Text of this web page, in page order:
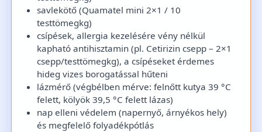
savlekötő (Quamatel mini 2×1 / 10
testtömegkg)
csípések, allergia kezelésére vény nélkül
kapható antihisztamin (pl. Cetirizin csepp – 2×1
csepp/testtömegkg), a csípéseket érdemes
hideg vizes borogatással hűteni
lázmérő (végbélben mérve: felnőtt kutya 39 °C
felett, kölyök 39,5 °C felett lázas)
nap elleni védelem (napernyő, árnyékos hely)
és megfelelő folyadékpótlás